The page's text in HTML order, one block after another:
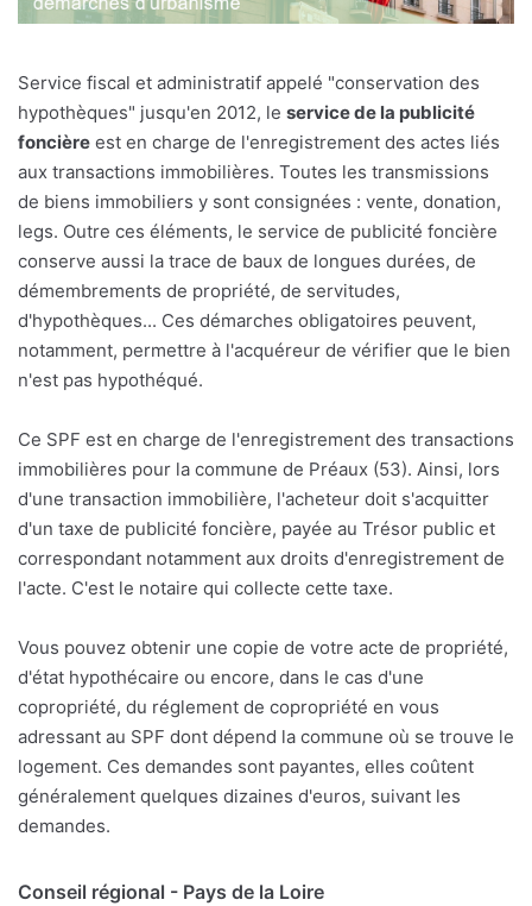
Service fiscal et administratif appelé "conservation des
hypothèques" jusqu'en 2012, le service de la publicité
foncière est en charge de l'enregistrement des actes liés
aux transactions immobilières. Toutes les transmissions
de biens immobiliers y sont consignées : vente, donation,
legs. Outre ces éléments, le service de publicité foncière
conserve aussi la trace de baux de longues durées, de
démembrements de propriété, de servitudes,
d'hypothèques... Ces démarches obligatoires peuvent,
notamment, permettre à l'acquéreur de vérifier que le bien
n'est pas hypothéqué.
Ce SPF est en charge de l'enregistrement des transactions
immobilières pour la commune de Préaux (53). Ainsi, lors
d'une transaction immobilière, l'acheteur doit s'acquitter
d'un taxe de publicité foncière, payée au Trésor public et
correspondant notamment aux droits d'enregistrement de
l'acte. C'est le notaire qui collecte cette taxe.
Vous pouvez obtenir une copie de votre acte de propriété,
d'état hypothécaire ou encore, dans le cas d'une
copropriété, du réglement de copropriété en vous
adressant au SPF dont dépend la commune où se trouve le
logement. Ces demandes sont payantes, elles coûtent
généralement quelques dizaines d'euros, suivant les
demandes.
Conseil régional - Pays de la Loire